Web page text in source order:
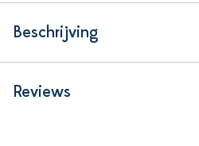
Beschrijving
Reviews